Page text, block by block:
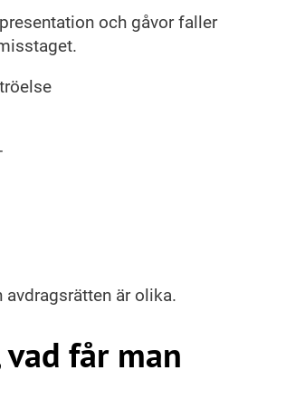
och gåvor faller
är olika.
får man